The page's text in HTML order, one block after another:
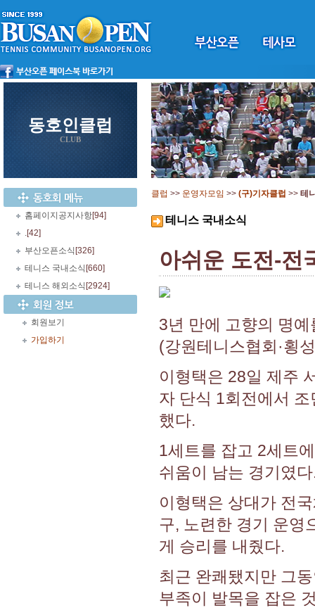
동호인클럽
CLUB
홈페이지공지사항[94]
.[42]
부산오픈소식 [326]
테니스 국내소식 [660]
테니스 해외소식 [2924]
회원보기
가입하기
클럽 >> 운영자모임 >> (구)기자클럽 >> 테
테니스 국내소식
아쉬운 도전-전
3년 만에 고향의 명
(강원테니스협회·횡
이형택은 28일 제주
자 단식 1회전에서
했다.
1세트를 잡고 2세트
쉬움이 남는 경기였
이형택은 상대가 전
구, 노련한 경기 운영
게 승리를 내줬다.
최근 완쾌됐지만 그
부족이 발목을 잡은